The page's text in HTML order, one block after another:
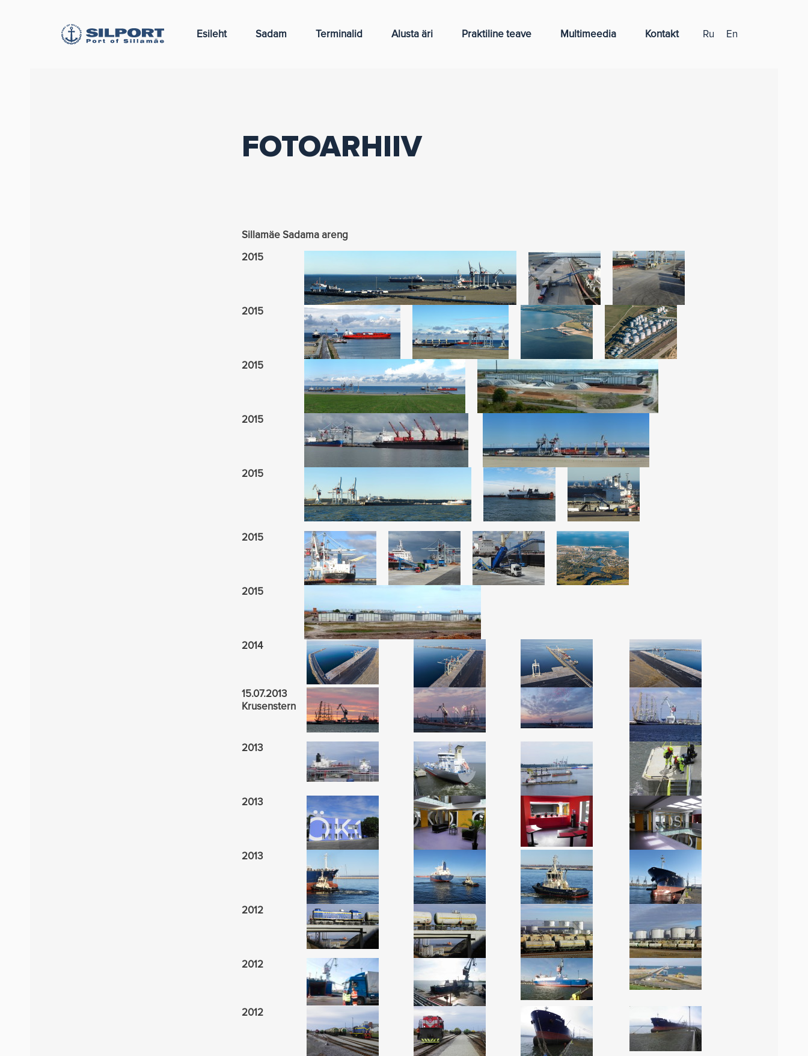
Esileht Sadam Terminalid Alusta äri Praktiline teave Multimeedia Kontakt Ru En
FOTOARHIIV
Sillamäe Sadama areng
2015
2015
2015
2015
2015
2015
2015
2014
15.07.2013
Krusenstern
2013
2013
2013
2012
2012
2012